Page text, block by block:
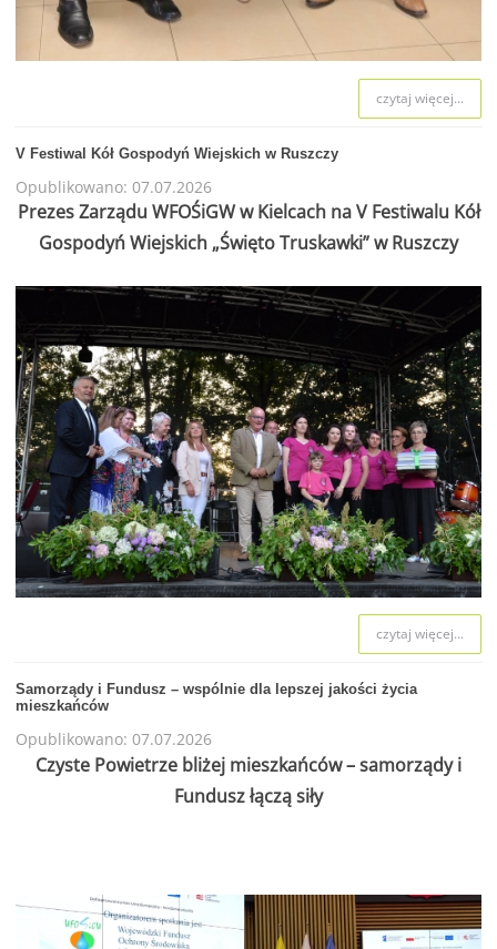
czytaj więcej...
V Festiwal Kół Gospodyń Wiejskich w Ruszczy
Opublikowano: 07.07.2026
Prezes Zarządu WFOŚiGW w Kielcach na V Festiwalu Kół
Gospodyń Wiejskich „Święto Truskawki” w Ruszczy
czytaj więcej...
Samorządy i Fundusz – wspólnie dla lepszej jakości życia
mieszkańców
Opublikowano: 07.07.2026
Czyste Powietrze bliżej mieszkańców – samorządy i
Fundusz łączą siły